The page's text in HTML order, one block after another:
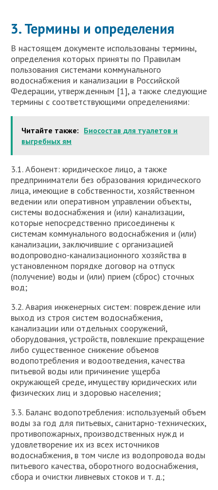
3. Термины и определения
В настоящем документе использованы термины,
определения которых приняты по Правилам
пользования системами коммунального
водоснабжения и канализации в Российской
Федерации, утвержденным [1], а также следующие
термины с соответствующими определениями:
Читайте также: Биосостав для туалетов и
выгребных ям
3.1. Абонент: юридическое лицо, а также
предприниматели без образования юридического
лица, имеющие в собственности, хозяйственном
ведении или оперативном управлении объекты,
системы водоснабжения и (или) канализации,
которые непосредственно присоединены к
системам коммунального водоснабжения и (или)
канализации, заключившие с организацией
водопроводно-канализационного хозяйства в
установленном порядке договор на отпуск
(получение) воды и (или) прием (сброс) сточных
вод;
3.2. Авария инженерных систем: повреждение или
выход из строя систем водоснабжения,
канализации или отдельных сооружений,
оборудования, устройств, повлекшие прекращение
либо существенное снижение объемов
водопотребления и водоотведения, качества
питьевой воды или причинение ущерба
окружающей среде, имуществу юридических или
физических лиц и здоровью населения;
3.3. Баланс водопотребления: используемый объем
воды за год для питьевых, санитарно-технических,
противопожарных, производственных нужд и
удовлетворение их из всех источников
водоснабжения, в том числе из водопровода воды
питьевого качества, оборотного водоснабжения,
сбора и очистки ливневых стоков и т. д.;